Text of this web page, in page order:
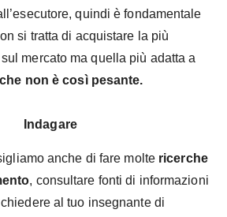
quindi è fondamentale
si tratta di acquistare la più
mercato ma quella più adatta a
non è così pesante.
Indagare
anche di fare molte ricerche
, consultare fonti di informazioni
al tuo insegnante di